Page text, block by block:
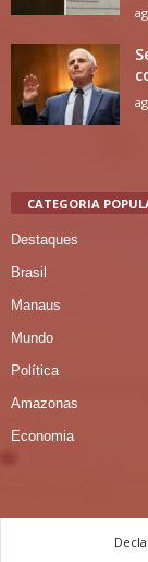
CATEGORIA
Destaques
Brasil
Manaus
Mundo
Política
Amazonas
Economia